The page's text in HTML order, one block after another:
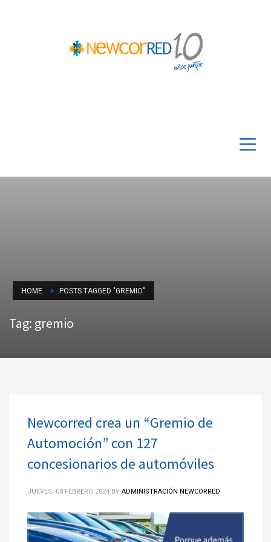
HOME POSTS TAGGED "GREMIO"
Tag: gremio
Newcorred crea un “Gremio de
Automoción” con 127
concesionarios de automóviles
JUEVES, 08 FEBRERO 2024 BY ADMINISTRACIÓN NEWCORRED